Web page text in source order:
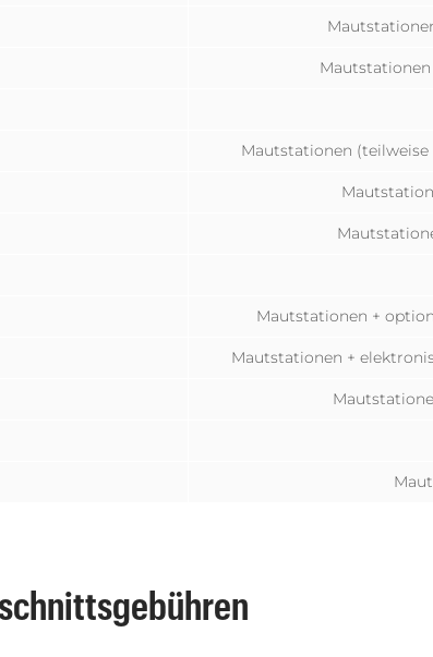
Mautstationen
Mautstationen (teilweise
Mautstationen +
Mautstationen +